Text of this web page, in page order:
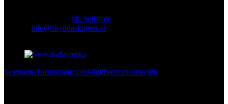
Ida Sellstedt
info@skyddaskogen.se
Svenska
facebook-1instagramcloud-lightyoutubelinkedin